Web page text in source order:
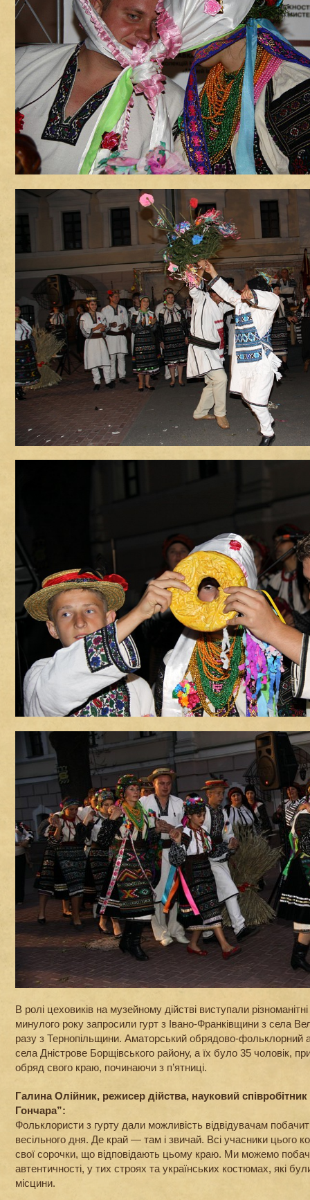
В ролі цеховиків на музейному дійстві виступали
минулого року запросили гурт з Івано-Франківщини з села
разу з Тернопільщини. Аматорський обрядово-фольклорний
села Дністрове Борщівського району, а їх було 35 чоловік,
обряд свого краю, починаючи з п’ятниці.
Галина Олійник, режисер дійства, науковий
Гончара”:
Фольклористи з гурту дали можливість відвідувачам
весільного дня. Де край — там і звичай. Всі учасники цього
свої сорочки, що відповідають цьому краю. Ми можемо
автентичності, у тих строях та українських костюмах, які
місцини.